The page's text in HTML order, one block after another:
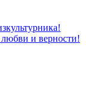
и верности!